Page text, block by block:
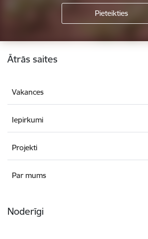
Kājene
Ātrās saites
Vakances
Iepirkumi
Projekti
Par mums
Noderīgi